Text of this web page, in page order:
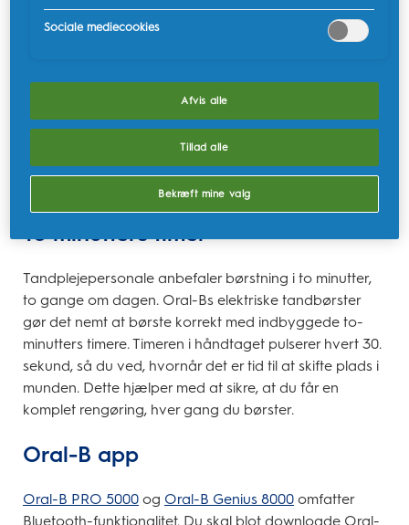
end en almindelig manuel tandbørste.
Oral-Bs elektriske tandbørster er inspireret af
tandlægeværktøj og har små, runde børstehoveder,
der omkranser hver tand for at komme dybt mellem
tænderne og fjerne mere utilgængelig plak end en
almindelig manuel tandbørste.
To minutters timer
Tandplejepersonale anbefaler børstning i to minutter,
to gange om dagen. Oral-Bs elektriske tandbørster
gør det nemt at børste korrekt med indbyggede to-
minutters timere. Timeren i håndtaget pulserer hvert 30.
sekund, så du ved, hvornår det er tid til at skifte plads i
munden. Dette hjælper med at sikre, at du får en
komplet rengøring, hver gang du børster.
Oral-B app
Oral-B PRO 5000 og Oral-B Genius 8000 omfatter
Bluetooth-funktionalitet. Du skal blot downloade Oral-
Sociale mediecookies
Afvis alle
Tillad alle
Bekræft mine valg